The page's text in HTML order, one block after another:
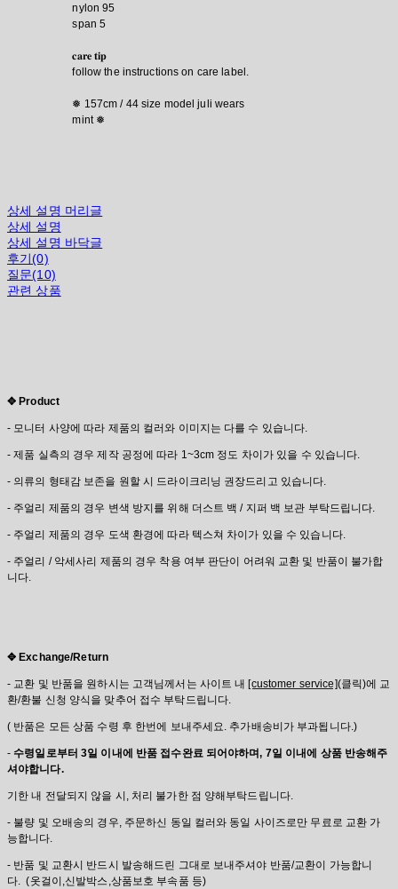
nylon 95
span 5
𝐜𝐚𝐫𝐞 𝐭𝐢𝐩
follow the instructions on care label.
❅ 157cm / 44 size model juli wears
mint ❅
상세 설명 머리글
상세 설명
상세 설명 바닥글
후기(0)
질문(10)
관련 상품
✥ Product
- 모니터 사양에 따라 제품의 컬러와 이미지는 다를 수 있습니다.
- 제품 실측의 경우 제작 공정에 따라 1~3cm 정도 차이가 있을 수 있습니다.
- 의류의 형태감 보존을 원할 시 드라이크리닝 권장드리고 있습니다.
- 주얼리 제품의 경우 변색 방지를 위해 더스트 백 / 지퍼 백 보관 부탁드립니다.
- 주얼리 제품의 경우 도색 환경에 따라 텍스쳐 차이가 있을 수 있습니다.
- 주얼리 / 악세사리 제품의 경우 착용 여부 판단이 어려워 교환 및 반품이 불가합
니다.
✥ Exchange/Return
- 교환 및 반품을 원하시는 고객님께서는 사이트 내 [customer service](클릭)에 교
환/환불 신청 양식을 맞추어 접수 부탁드립니다.
( 반품은 모든 상품 수령 후 한번에 보내주세요. 추가배송비가 부과됩니다.)
- 수령일로부터 3일 이내에 반품 접수완료 되어야하며, 7일 이내에 상품 반송해주
셔야합니다.
기한 내 전달되지 않을 시, 처리 불가한 점 양해부탁드립니다.
- 불량 및 오배송의 경우, 주문하신 동일 컬러와 동일 사이즈로만 무료로 교환 가
능합니다.
- 반품 및 교환시 반드시 발송해드린 그대로 보내주셔야 반품/교환이 가능합니
다. (옷걸이,신발박스,상품보호 부속품 등)